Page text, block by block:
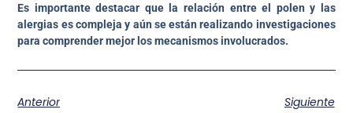
Es importante destacar que la relación entre el polen y las
alergias es compleja y aún se están realizando investigaciones
para comprender mejor los mecanismos involucrados.
Anterior Siguiente